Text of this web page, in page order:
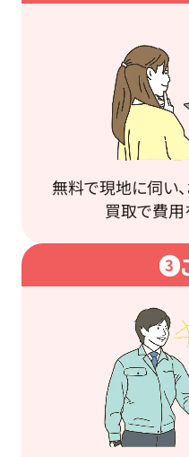
無料で現地に伺い
買取で費用
3